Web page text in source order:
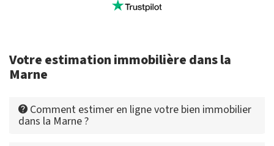
Votre estimation immobilière dans la
Marne
Comment estimer en ligne votre bien immobilier
dans la Marne ?